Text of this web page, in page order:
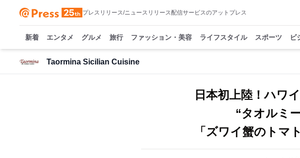
プレスリリース/ニュースリリース配信サービスのアットプレス
新着 エンタメ グルメ 旅行 ファッション・美容 ライフスタイル スポーツ ビ
Taormina Sicilian Cuisine
日本初上陸！ハワ
“タオルミ
「ズワイ蟹のトマ